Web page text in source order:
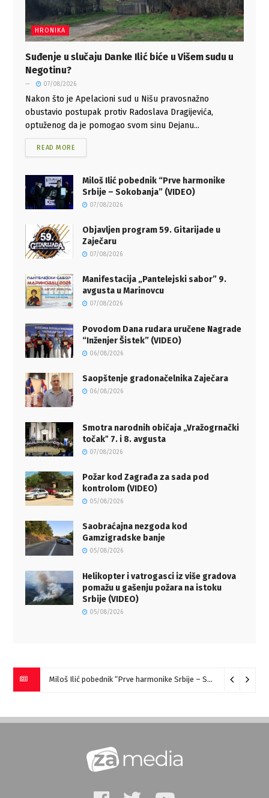
HRONIKA
Suđenje u slučaju Danke Ilić biće u Višem sudu u
Negotinu?
07/08/2026
Nakon što je Apelacioni sud u Nišu pravosnažno
obustavio postupak protiv Radoslava Dragijevića,
optuženog da je pomogao svom sinu Dejanu...
READ MORE
Miloš Ilić pobednik “Prve harmonike
Srbije – Sokobanja” (VIDEO)
07/08/2026
Objavljen program 59. Gitarijade u
Zaječaru
07/08/2026
Manifestacija „Pantelejski sabor” 9.
avgusta u Marinovcu
07/08/2026
Povodom Dana rudara uručene Nagrade
“Inženjer Šistek” (VIDEO)
06/08/2026
Saopštenje gradonačelnika Zaječara
06/08/2026
Smotra narodnih običaja „Vražogrnački
točakˮ 7. i 8. avgusta
07/08/2026
Požar kod Zagrađa za sada pod
kontrolom (VIDEO)
05/08/2026
Saobraćajna nezgoda kod
Gamzigradske banje
05/08/2026
Helikopter i vatrogasci iz više gradova
pomažu u gašenju požara na istoku
Srbije (VIDEO)
05/08/2026
Miloš Ilić pobednik “Prve harmonike Srbije – Sokobanja” (VIDEO)